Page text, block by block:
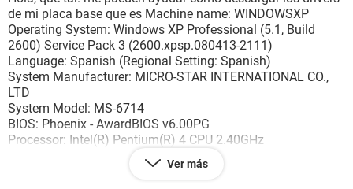
de mi placa base que es Machine name: WINDOWSXP
Operating System: Windows XP Professional (5.1, Build
2600) Service Pack 3 (2600.xpsp.080413-2111)
Language: Spanish (Regional Setting: Spanish)
System Manufacturer: MICRO-STAR INTERNATIONAL CO.,
LTD
System Model: MS-6714
BIOS: Phoenix - AwardBIOS v6.00PG
Processor: Intel(R) Pentium(R) 4 CPU 2.40GHz
Page File: 305MB used, 2728MB available
Ver más